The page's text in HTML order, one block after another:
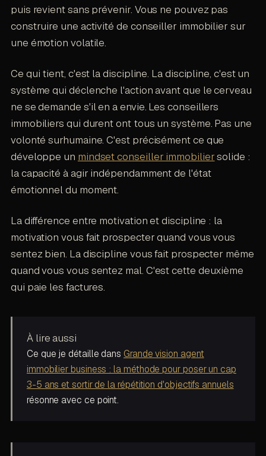
puis revient sans prévenir. Vous ne pouvez pas
construire une activité de conseiller immobilier sur
une émotion volatile.
Ce qui tient, c'est la discipline. La discipline, c'est un
système qui déclenche l'action avant que le cerveau
ne se demande s'il en a envie. Les conseillers
immobiliers qui durent ont tous un système. Pas une
volonté surhumaine. C'est précisément ce que
développe un mindset conseiller immobiliersolide :
la capacité à agir indépendamment de l'état
émotionnel du moment.
La différence entre motivation et discipline : la
motivation vous fait prospecter quand vous vous
sentez bien. La discipline vous fait prospecter même
quand vous vous sentez mal. C'est cette deuxième
qui paie les factures.
À lire aussi
Ce que je détaille dans Grande vision agent
immobilier business : la méthode pour poser un cap
3-5 ans et sortir de la répétition d'objectifs annuels
résonne avec ce point.